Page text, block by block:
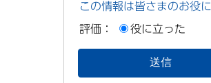
この情報は皆さまのお役
評価： 役に立った